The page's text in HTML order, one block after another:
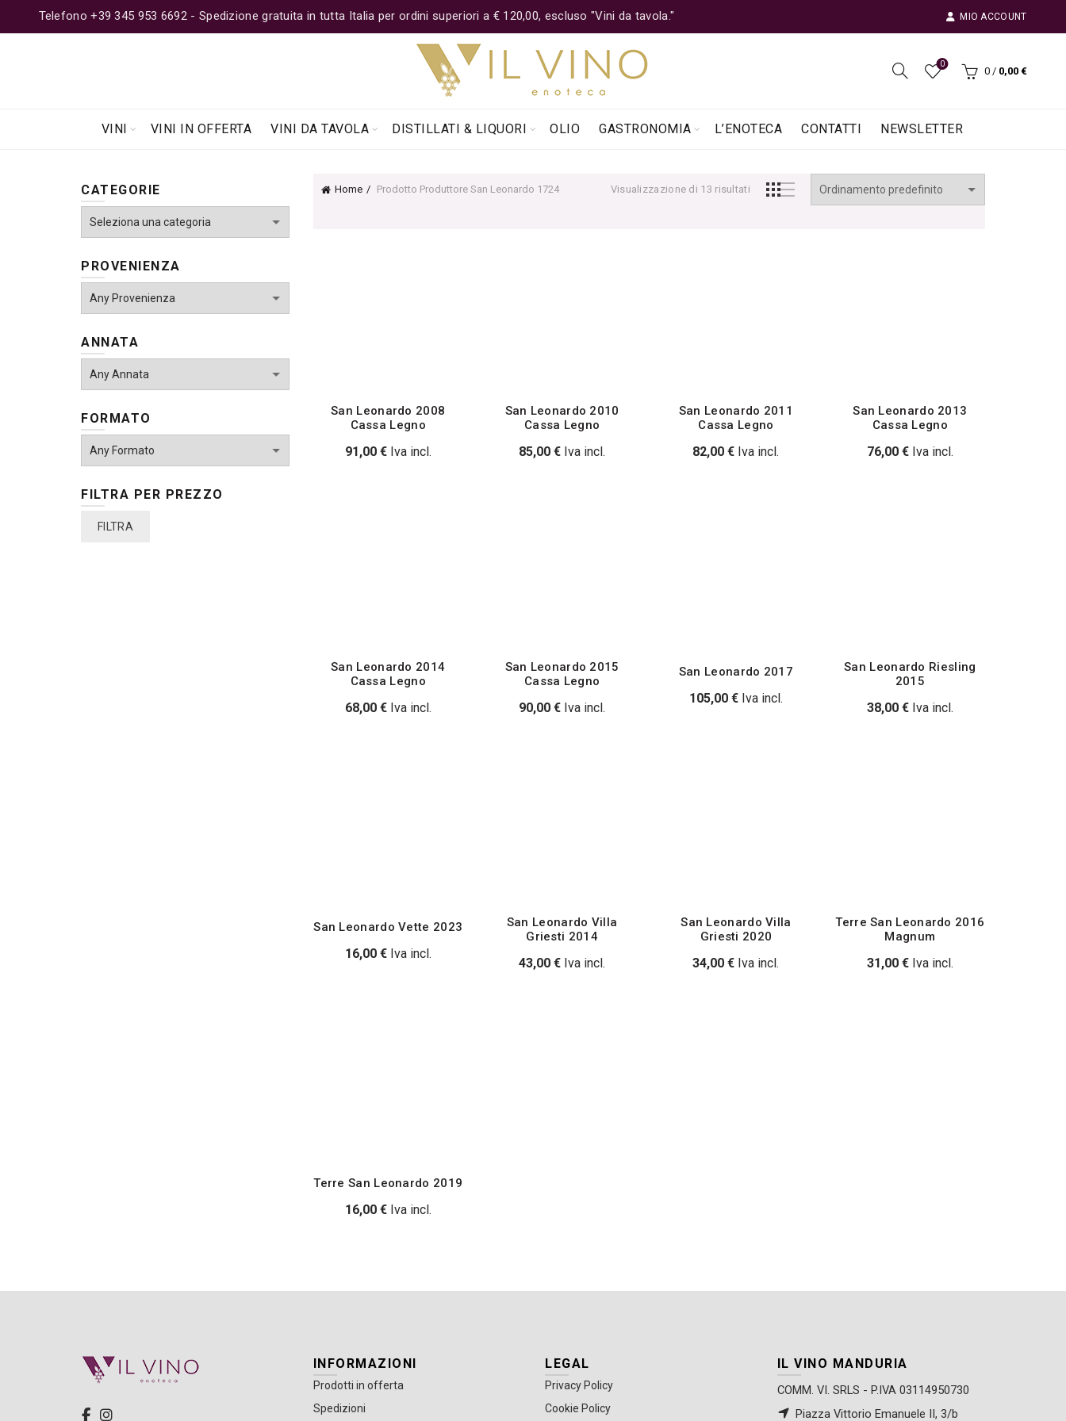
Telefono +39 345 953 6692 - Spedizione gratuita in tutta Italia per ordini superiori a € 120,00, escluso "Vini da tavola." MIO ACCOUNT
0
0 / 0,00 €
VINI VINI IN OFFERTA VINI DA TAVOLA DISTILLATI & LIQUORI OLIO GASTRONOMIA L’ENOTECA CONTATTI NEWSLETTER
Home Prodotto ProduttoreSan Leonardo 1724 Visualizzazione di 13 risultati
San Leonardo 2008
Cassa Legno
91,00 € Iva incl.
San Leonardo 2010
Cassa Legno
85,00€ Iva incl.
San Leonardo 2011
Cassa Legno
82,00€ Iva incl.
San Leonardo 2013
Cassa Legno
76,00 € Iva incl.
San Leonardo 2014
Cassa Legno
68,00 € Iva incl.
San Leonardo 2015
Cassa Legno
90,00€ Iva incl.
San Leonardo 2017
105,00 € Iva incl.
San Leonardo Riesling
2015
38,00 € Iva incl.
San Leonardo Vette 2023
16,00 € Iva incl.
San Leonardo Villa
Griesti 2014
43,00€ Iva incl.
San Leonardo Villa
Griesti 2020
34,00€ Iva incl.
Terre San Leonardo 2016
Magnum
31,00 € Iva incl.
Terre San Leonardo 2019
16,00 € Iva incl.
CATEGORIE
PROVENIENZA
ANNATA
FORMATO
FILTRA PER PREZZO
Prezzo
Prezzo
FILTRA
INFORMAZIONI
Prodotti in offerta
Spedizioni
LEGAL
Privacy Policy
Cookie Policy
IL VINO MANDURIA
COMM. VI. SRLS - P.IVA 03114950730
Piazza Vittorio Emanuele II, 3/b